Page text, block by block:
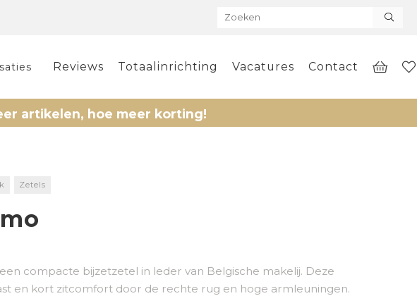
Reviews Totaalinrichting Vacatures Contact
hoe meer korting!
Zetels
compacte bijzetzetel in leder van Belgische makelij. Deze
en kort zitcomfort door de rechte rug en hoge armleuningen.